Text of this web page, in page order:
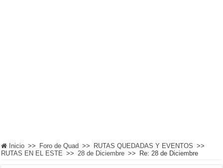
Inicio >> Foro de Quad >> RUTAS QUEDADAS Y EVENTOS >>
RUTAS EN EL ESTE >> 28 de Diciembre >> Re: 28 de Diciembre